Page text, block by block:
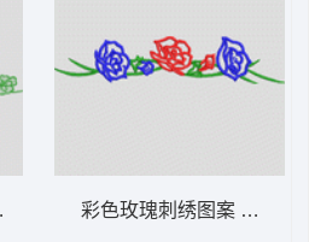
型 彩色玫瑰刺绣图案 花型